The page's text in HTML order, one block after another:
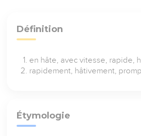
Définition
en hâte, avec vitesse, rapide,
rapidement, hâtivement,
Étymologie